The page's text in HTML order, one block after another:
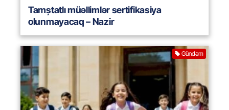
Tamștatlı müəllimlər sertifikasiya
olunmayacaq – Nazir
Gündəm